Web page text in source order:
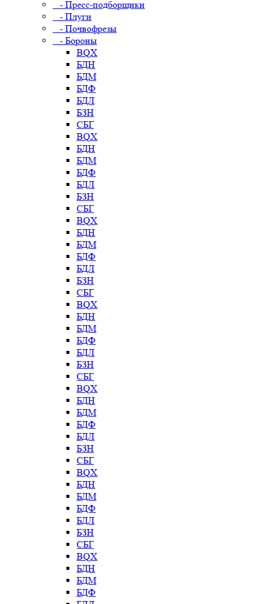
- Пресс-подборщики
- Плуги
- Почвофрезы
- Бороны
BQX
БДН
БДМ
БДФ
БДЛ
БЗН
СБГ
BQX
БДН
БДМ
БДФ
БДЛ
БЗН
СБГ
BQX
БДН
БДМ
БДФ
БДЛ
БЗН
СБГ
BQX
БДН
БДМ
БДФ
БДЛ
БЗН
СБГ
BQX
БДН
БДМ
БДФ
БДЛ
БЗН
СБГ
BQX
БДН
БДМ
БДФ
БДЛ
БЗН
СБГ
BQX
БДН
БДМ
БДФ